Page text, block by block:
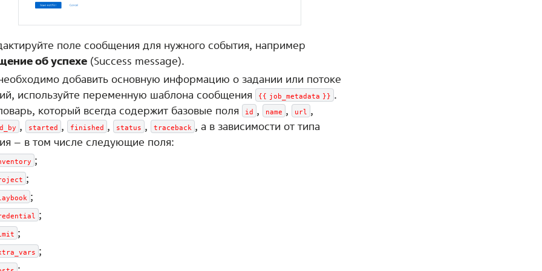
поле сообщения для нужного события, например
об успехе (Success message).
добавить основную информацию о задании или потоке
используйте переменную шаблона сообщения
{{ job_metadata }}
который всегда содержит базовые поля
id name url
started finished status traceback
, а в зависимости от типа
– в том числе следующие поля:
;
;
;
;
;
;
;